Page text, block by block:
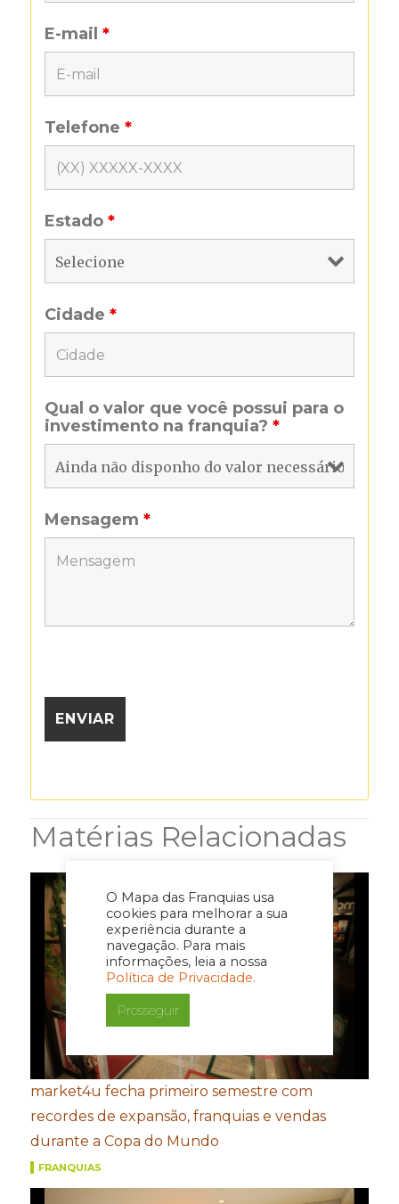
O Mapa das Franquias usa
cookies para melhorar a sua
experiência durante a
navegação. Para mais
informações, leia a nossa
Política de Privacidade.
Prosseguir
E-mail*
Telefone*
Estado*
Cidade*
Qual o valor que você possui para o
investimento na franquia?*
Mensagem*
Matérias Relacionadas
market4u fecha primeiro semestre com
recordes de expansão, franquias e vendas
durante a Copa do Mundo
FRANQUIAS